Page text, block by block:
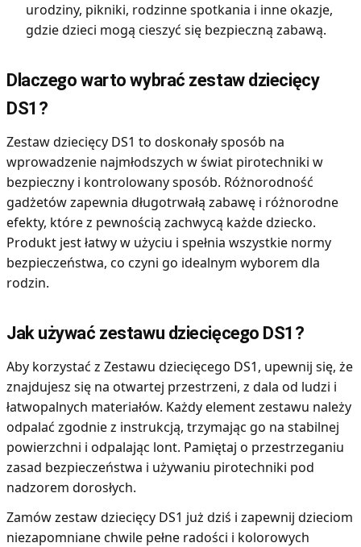
urodziny, pikniki, rodzinne spotkania i inne okazje,
gdzie dzieci mogą cieszyć się bezpieczną zabawą.
Dlaczego warto wybrać zestaw dziecięcy
DS1?
Zestaw dziecięcy DS1 to doskonały sposób na
wprowadzenie najmłodszych w świat pirotechniki w
bezpieczny i kontrolowany sposób. Różnorodność
gadżetów zapewnia długotrwałą zabawę i różnorodne
efekty, które z pewnością zachwycą każde dziecko.
Produkt jest łatwy w użyciu i spełnia wszystkie normy
bezpieczeństwa, co czyni go idealnym wyborem dla
rodzin.
Jak używać zestawu dziecięcego DS1?
Aby korzystać z Zestawu dziecięcego DS1, upewnij się, że
znajdujesz się na otwartej przestrzeni, z dala od ludzi i
łatwopalnych materiałów. Każdy element zestawu należy
odpalać zgodnie z instrukcją, trzymając go na stabilnej
powierzchni i odpalając lont. Pamiętaj o przestrzeganiu
zasad bezpieczeństwa i używaniu pirotechniki pod
nadzorem dorosłych.
Zamów zestaw dziecięcy DS1 już dziś i zapewnij dzieciom
niezapomniane chwile pełne radości i kolorowych